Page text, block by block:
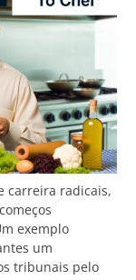
carreira radicais,
exemplo
um
tribunais pelo